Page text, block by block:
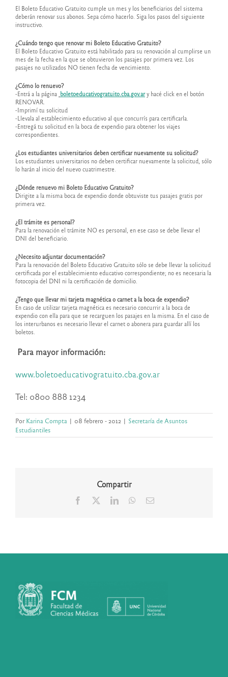
El Boleto Educativo Gratuito cumple un mes y los beneficiarios del sistema
deberán renovar sus abonos. Sepa cómo hacerlo. Siga los pasos del siguiente
instructivo.
¿Cuándo tengo que renovar mi Boleto Educativo Gratuito?
El Boleto Educativo Gratuito está habilitado para su renovación al cumplirse un
mes de la fecha en la que se obtuvieron los pasajes por primera vez. Los
pasajes no utilizados NO tienen fecha de vencimiento.
¿Cómo lo renuevo?
-Entrá a la página boletoeducativogratuito.cba.gov.ary hacé click en el botón
RENOVAR.
-Imprimí tu solicitud
-Llevala al establecimiento educativo al que concurrís para certificarla.
-Entregá tu solicitud en la boca de expendio para obtener los viajes
correspondientes.
¿Los estudiantes universitarios deben certificar nuevamente su solicitud?
Los estudiantes universitarios no deben certificar nuevamente la solicitud, sólo
lo harán al inicio del nuevo cuatrimestre.
¿Dónde renuevo mi Boleto Educativo Gratuito?
Dirigite a la misma boca de expendio donde obtuviste tus pasajes gratis por
primera vez.
¿El trámite es personal?
Para la renovación el trámite NO es personal, en ese caso se debe llevar el
DNI del beneficiario.
¿Necesito adjuntar documentación?
Para la renovación del Boleto Educativo Gratuito sólo se debe llevar la solicitud
certificada por el establecimiento educativo correspondiente; no es necesaria la
fotocopia del DNI ni la certificación de domicilio.
¿Tengo que llevar mi tarjeta magnética o carnet a la boca de expendio?
En caso de utilizar tarjeta magnética es necesario concurrir a la boca de
expendio con ella para que se recarguen los pasajes en la misma. En el caso de
los interurbanos es necesario llevar el carnet o abonera para guardar allí los
boletos.
Para mayor información:
www.boletoeducativogratuito.cba.gov.ar
Tel: 0800 888 1234
PorKarina Compta | 08 febrero - 2012 | Secretaría de Asuntos
Estudiantiles
Compartir
Facebook LinkedInWhatsApp
Correo